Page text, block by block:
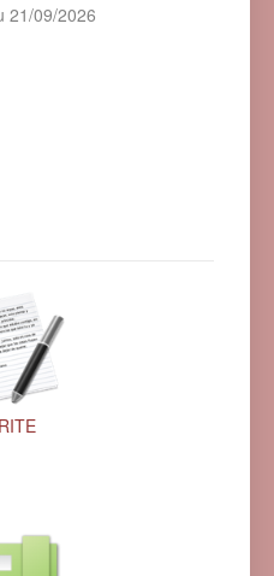
21/09/2026